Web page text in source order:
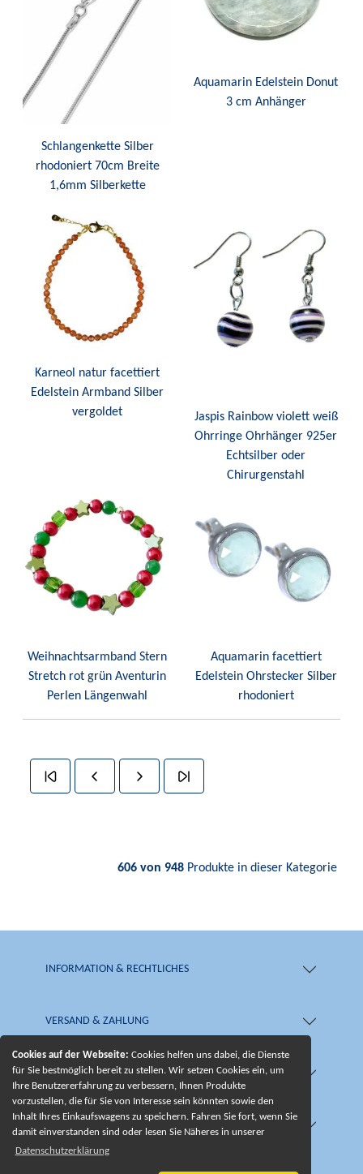
Cookies auf der Webseite:Cookies helfen uns dabei, die Dienste
für Sie bestmöglich bereit zu stellen. Wir setzen Cookies ein, um
Ihre Benutzererfahrung zu verbessern, Ihnen Produkte
vorzustellen, die für Sie von Interesse sein könnten sowie den
Inhalt Ihres Einkaufswagens zu speichern. Fahren Sie fort, wenn Sie
damit einverstanden sind oder lesen Sie Näheres in unserer
Datenschutzerklärung
Schlangenkette Silber
rhodoniert 70cm Breite
1,6mm Silberkette
Aquamarin Edelstein Donut
3 cm Anhänger
Karneol natur facettiert
Edelstein Armband Silber
vergoldet
Jaspis Rainbow violett weiß
Ohrringe Ohrhänger 925er
Echtsilber oder
Chirurgenstahl
Weihnachtsarmband Stern
Stretch rot grün Aventurin
Perlen Längenwahl
Aquamarin facettiert
Edelstein Ohrstecker Silber
rhodoniert
606 von 948 Produkte in dieser Kategorie
INFORMATION & RECHTLICHES
VERSAND & ZAHLUNG
SHOP & SERVICE